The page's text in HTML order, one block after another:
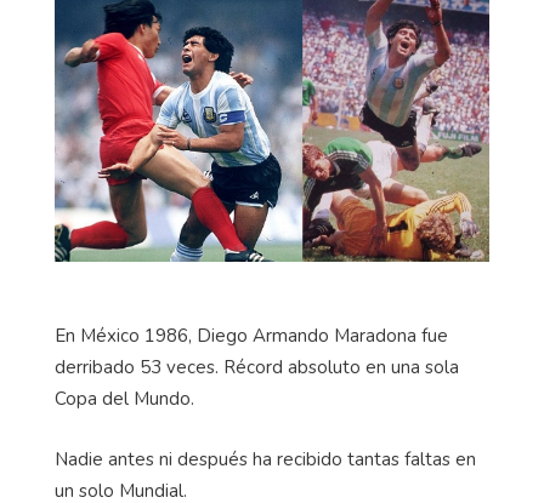
En México 1986, Diego Armando Maradona fue
derribado 53 veces. Récord absoluto en una sola
Copa del Mundo.
Nadie antes ni después ha recibido tantas faltas en
un solo Mundial.